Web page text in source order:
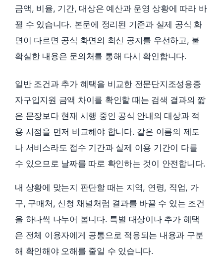
금액, 비율, 기간, 대상은 예산과 운영 상황에 따라 바
뀔 수 있습니다. 본문에 정리된 기준과 실제 공식 화
면이 다르면 공식 화면의 최신 공지를 우선하고, 불
확실한 내용은 문의처를 통해 다시 확인합니다.
일반 조건과 추가 혜택을 비교한 전문단지조성용종
자구입지원 금액 차이를 확인할 때는 검색 결과의 짧
은 문장보다 현재 시행 중인 공식 안내의 대상과 적
용 시점을 먼저 비교해야 합니다. 같은 이름의 제도
나 서비스라도 접수 기간과 실제 이용 기간이 다를
수 있으므로 날짜를 따로 확인하는 것이 안전합니다.
내 상황에 맞는지 판단할 때는 지역, 연령, 직업, 가
구, 구매처, 신청 채널처럼 결과를 바꿀 수 있는 조건
을 하나씩 나누어 봅니다. 특별 대상이나 추가 혜택
은 전체 이용자에게 공통으로 적용되는 내용과 구분
해 확인해야 오해를 줄일 수 있습니다.